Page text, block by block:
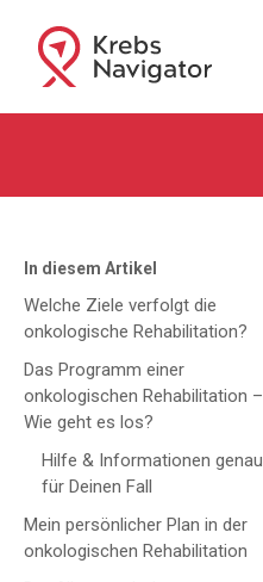
In diesem Artikel
Welche Ziele verfolgt die
onkologische Rehabilitation?
Das Programm einer
onkologischen Rehabilitation –
Wie geht es los?
Hilfe & Informationen genau
für Deinen Fall
Mein persönlicher Plan in der
onkologischen Rehabilitation